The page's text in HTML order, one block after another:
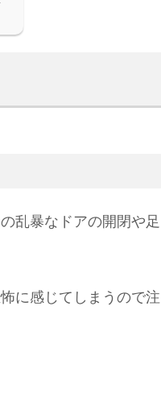
乱暴なドアの開閉や足
に感じてしまうので注